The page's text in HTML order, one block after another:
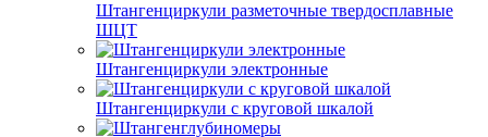
Штангенциркули разметочные твердосплавные
ШЦТ
Штангенциркули электронные
Штангенциркули с круговой шкалой